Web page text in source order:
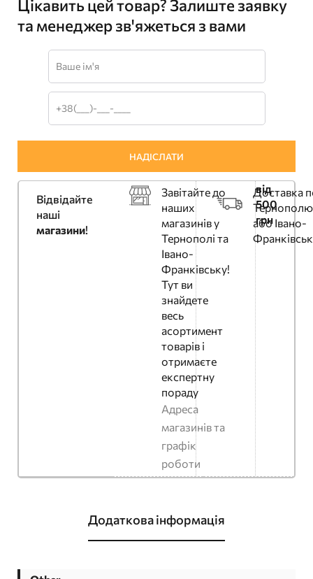
Цікавить цей товар? Залиште заявку
та менеджер зв'яжеться з вами
Відвідайте
наші
магазини!
Завітайте до
наших
магазинів у
Тернополі та
Івано-
Франківську!
Тут ви
знайдете
весь
асортимент
товарів і
отримаєте
експертну
пораду
Адреса
магазинів та
графік
роботи
Доставка
Тернополю
або Івано-
від
500
грн
Додаткова інформація